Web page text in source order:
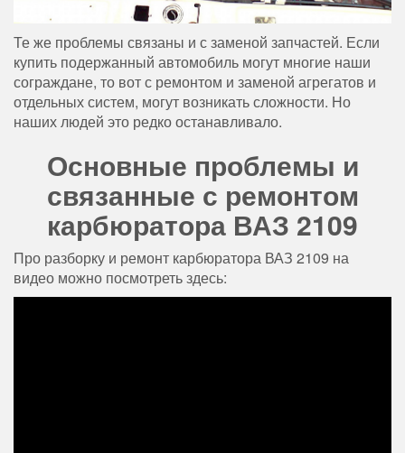
Те же проблемы связаны и с заменой запчастей. Если
купить подержанный автомобиль могут многие наши
сограждане, то вот с ремонтом и заменой агрегатов и
отдельных систем, могут возникать сложности. Но
наших людей это редко останавливало.
Основные проблемы и
связанные с ремонтом
карбюратора ВАЗ 2109
Про разборку и ремонт карбюратора ВАЗ 2109 на
видео можно посмотреть здесь: